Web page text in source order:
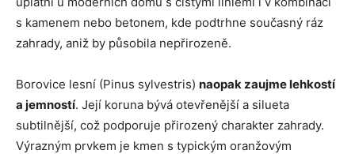
s kamenem nebo betonem, kde podtrhne současný ráz
zahrady, aniž by působila nepřirozeně.
Borovice lesní (Pinus sylvestris) naopak zaujme lehkostí
a jemností. Její koruna bývá otevřenější a silueta
subtilnější, což podporuje přirozený charakter zahrady.
Výrazným prvkem je kmen s typickým oranžovým